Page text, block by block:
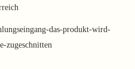
€
das-produkt-wird-
zugeschnitten